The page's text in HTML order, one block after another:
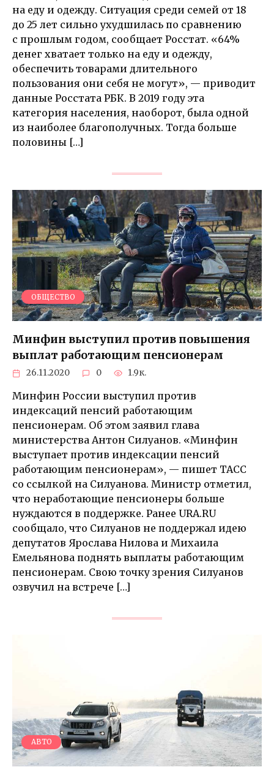
на еду и одежду. Ситуация среди семей от 18
до 25 лет сильно ухудшилась по сравнению
с прошлым годом, сообщает Росстат. «64%
денег хватает только на еду и одежду,
обеспечить товарами длительного
пользования они себя не могут», — приводит
данные Росстата РБК. В 2019 году эта
категория населения, наоборот, была одной
из наиболее благополучных. Тогда больше
половины […]
ОБЩЕСТВО
Минфин выступил против повышения
выплат работающим пенсионерам
26.11.2020 0 1.9к.
Минфин России выступил против
индексаций пенсий работающим
пенсионерам. Об этом заявил глава
министерства Антон Силуанов. «Минфин
выступает против индексации пенсий
работающим пенсионерам», — пишет ТАСС
со ссылкой на Силуанова. Министр отметил,
что неработающие пенсионеры больше
нуждаются в поддержке. Ранее URA.RU
сообщало, что Силуанов не поддержал идею
депутатов Ярослава Нилова и Михаила
Емельянова поднять выплаты работающим
пенсионерам. Свою точку зрения Силуанов
озвучил на встрече […]
АВТО